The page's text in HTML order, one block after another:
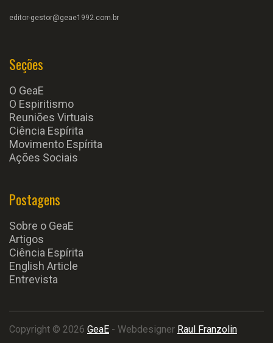
editor-gestor@geae1992.com.br
Seções
O GeaE
O Espiritismo
Reuniões Virtuais
Ciência Espírita
Movimento Espírita
Ações Sociais
Postagens
Sobre o GeaE
Artigos
Ciência Espírita
English Article
Entrevista
Copyright © 2026 GeaE - Webdesigner Raul Franzolin